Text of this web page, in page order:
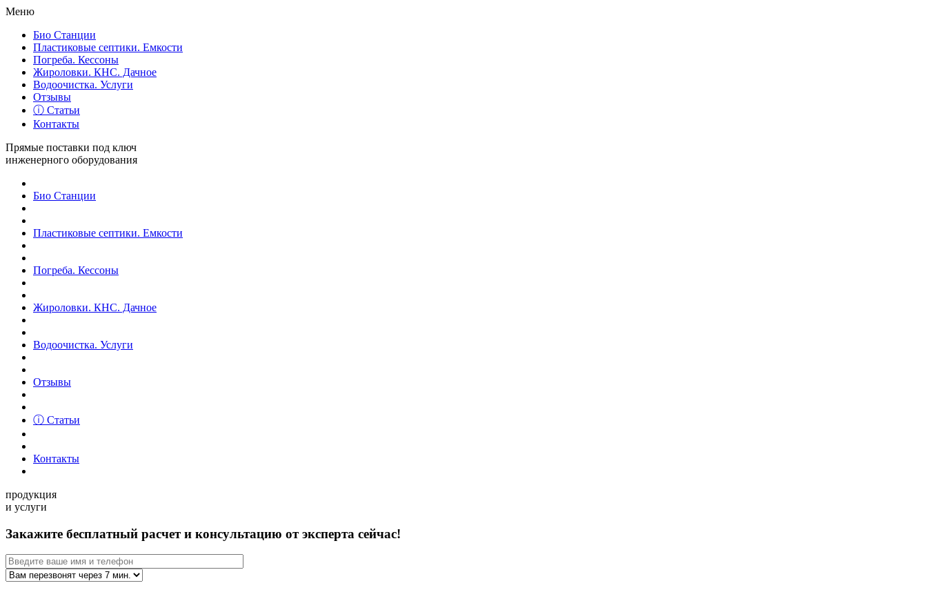
Меню
Био Станции
Пластиковые септики. Емкости
Погреба. Кессоны
Жироловки. КНС. Дачное
Водоочистка. Услуги
Отзывы
ⓘ Статьи
Контакты
Прямые поставки под ключ
инженерного оборудования
Био Станции
Пластиковые септики. Емкости
Погреба. Кессоны
Жироловки. КНС. Дачное
Водоочистка. Услуги
Отзывы
ⓘ Статьи
Контакты
продукция
и услуги
Закажите бесплатный расчет и консультацию от эксперта сейчас!